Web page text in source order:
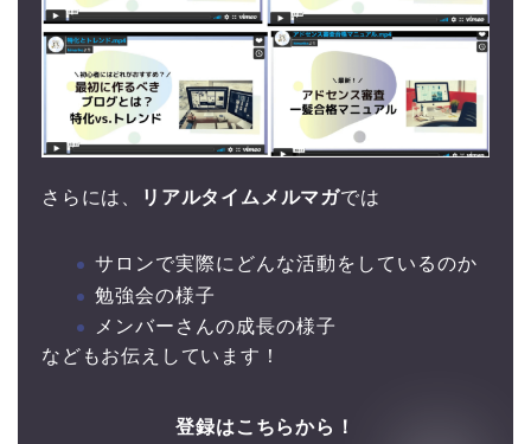
さらには、 リアルタイムメルマガでは
サロンで実際にどんな活動をしているのか
勉強会の様子
メンバーさんの成長の様子
などもお伝えしています！
登録はこちらから！